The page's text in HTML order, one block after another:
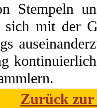
Stempeln
mit der
Zurück zur